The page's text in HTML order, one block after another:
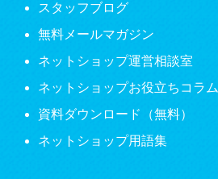
スタッフブログ
無料メールマガジン
ネットショップ運営相談室
ネットショップお役立ちコラム
資料ダウンロード（無料）
ネットショップ用語集